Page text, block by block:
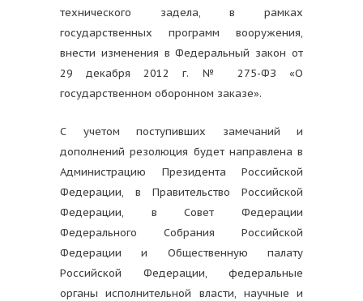
технического задела, в рамках
государственных программ вооружения,
внести изменения в Федеральный закон от
29 декабря 2012 г. № 275-ФЗ «О
государственном оборонном заказе».
С учетом поступивших замечаний и
дополнений резолюция будет направлена в
Администрацию Президента Российской
Федерации, в Правительство Российской
Федерации, в Совет Федерации
Федерального Собрания Российской
Федерации и Общественную палату
Российской Федерации, федеральные
органы исполнительной власти, научные и